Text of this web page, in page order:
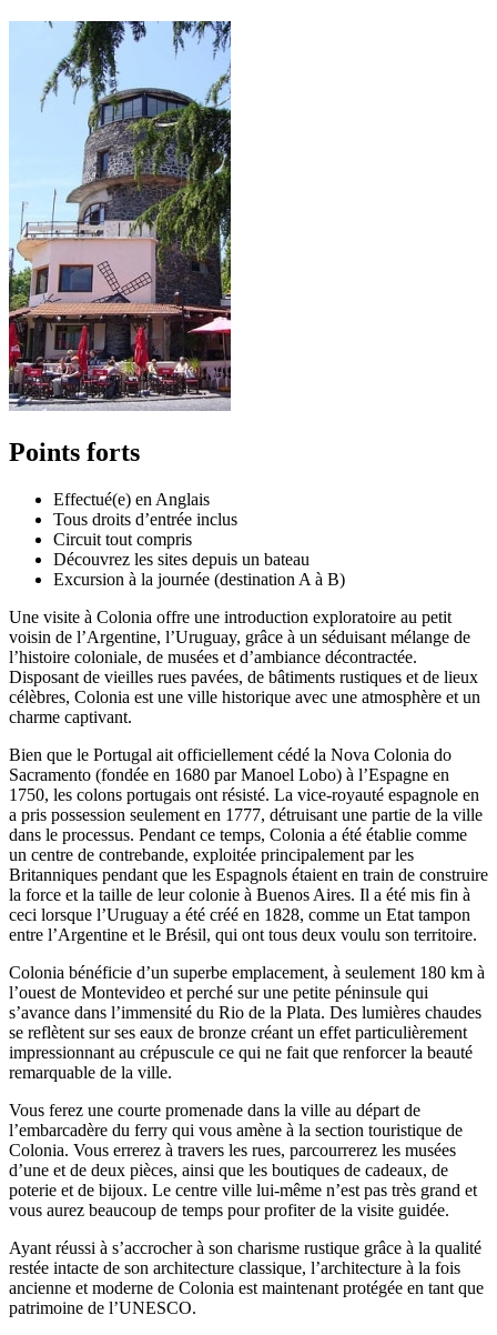
Points forts
Effectué(e) en Anglais
Tous droits d’entrée inclus
Circuit tout compris
Découvrez les sites depuis un bateau
Excursion à la journée (destination A à B)
Une visite à Colonia offre une introduction exploratoire au petit
voisin de l’Argentine, l’Uruguay, grâce à un séduisant mélange de
l’histoire coloniale, de musées et d’ambiance décontractée.
Disposant de vieilles rues pavées, de bâtiments rustiques et de lieux
célèbres, Colonia est une ville historique avec une atmosphère et un
charme captivant.
Bien que le Portugal ait officiellement cédé la Nova Colonia do
Sacramento (fondée en 1680 par Manoel Lobo) à l’Espagne en
1750, les colons portugais ont résisté. La vice-royauté espagnole en
a pris possession seulement en 1777, détruisant une partie de la ville
dans le processus. Pendant ce temps, Colonia a été établie comme
un centre de contrebande, exploitée principalement par les
Britanniques pendant que les Espagnols étaient en train de construire
la force et la taille de leur colonie à Buenos Aires. Il a été mis fin à
ceci lorsque l’Uruguay a été créé en 1828, comme un Etat tampon
entre l’Argentine et le Brésil, qui ont tous deux voulu son territoire.
Colonia bénéficie d’un superbe emplacement, à seulement 180 km à
l’ouest de Montevideo et perché sur une petite péninsule qui
s’avance dans l’immensité du Rio de la Plata. Des lumières chaudes
se reflètent sur ses eaux de bronze créant un effet particulièrement
impressionnant au crépuscule ce qui ne fait que renforcer la beauté
remarquable de la ville.
Vous ferez une courte promenade dans la ville au départ de
l’embarcadère du ferry qui vous amène à la section touristique de
Colonia. Vous errerez à travers les rues, parcourrerez les musées
d’une et de deux pièces, ainsi que les boutiques de cadeaux, de
poterie et de bijoux. Le centre ville lui-même n’est pas très grand et
vous aurez beaucoup de temps pour profiter de la visite guidée.
Ayant réussi à s’accrocher à son charisme rustique grâce à la qualité
restée intacte de son architecture classique, l’architecture à la fois
ancienne et moderne de Colonia est maintenant protégée en tant que
patrimoine de l’UNESCO.